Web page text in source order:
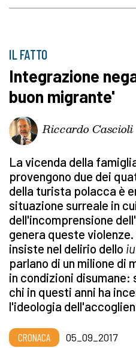
IL FATTO
Integrazione
buon migrante'
Riccardo Cascioli
La vicenda della
provengono due dei
della turista polacca è
situazione surreale in
dell'incomprensione
genera queste
insiste nel delirio dello
parlano di un milione di
in condizioni disumane:
chi in questi anni ha
l'ideologia
CRONACA 05_09_2017